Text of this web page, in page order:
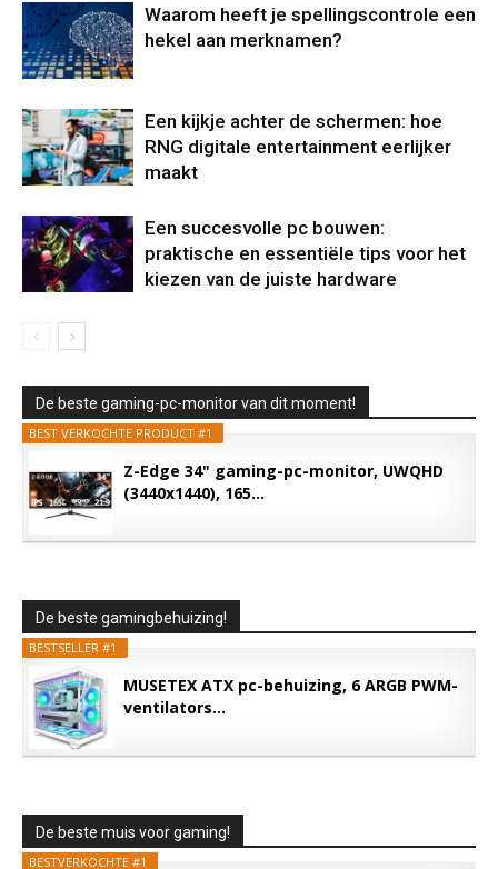
Waarom heeft je spellingscontrole een
hekel aan merknamen?
Een kijkje achter de schermen: hoe
RNG digitale entertainment eerlijker
maakt
Een succesvolle pc bouwen:
praktische en essentiële tips voor het
kiezen van de juiste hardware
De beste gaming-pc-monitor van dit moment!
BEST VERKOCHTE PRODUCT #1
Z-Edge 34" gaming-pc-monitor, UWQHD
(3440x1440), 165...
De beste gamingbehuizing!
BESTSELLER #1
MUSETEX ATX pc-behuizing, 6 ARGB PWM-
ventilators...
De beste muis voor gaming!
BESTVERKOCHTE #1